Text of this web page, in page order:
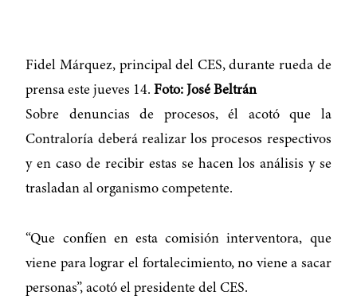
Fidel Márquez, principal del CES, durante rueda de
prensa este jueves 14.Foto: José Beltrán
Sobre denuncias de procesos, él acotó que la
Contraloría deberá realizar los procesos respectivos
y en caso de recibir estas se hacen los análisis y se
trasladan al organismo competente.
“Que confíen en esta comisión interventora, que
viene para lograr el fortalecimiento, no viene a sacar
personas”, acotó el presidente del CES.